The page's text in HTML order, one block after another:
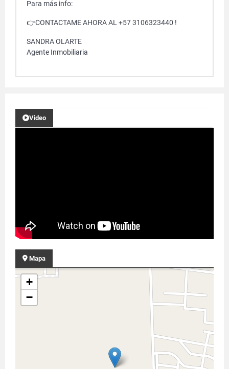
Para más info:
👉CONTACTAME AHORA AL +57 3106323440 !
SANDRA OLARTE
Agente Inmobiliaria
Video
Mapa
+
−